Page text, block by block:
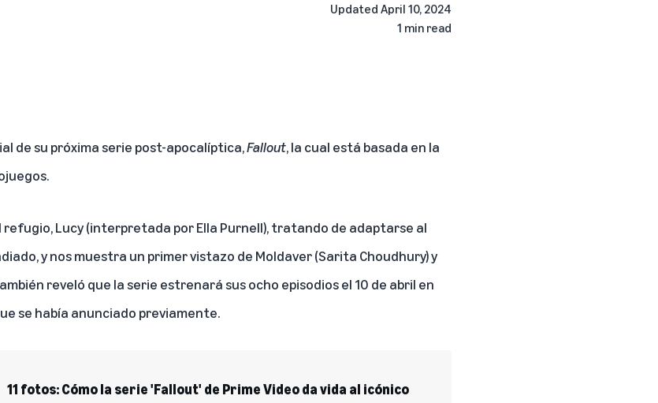
Updated April 10, 2024
1 min read
de su próxima serie post-apocalíptica,Fallout, la cual está basada en la
refugio, Lucy (interpretada por Ella Purnell), tratando de adaptarse al
y nos muestra un primer vistazo de Moldaver (Sarita Choudhury) y
reveló que la serie estrenará sus ocho episodios el 10 de abril en
se había anunciado previamente.
11 fotos: Cómo la serie 'Fallout' de Prime Video da vida al icónico